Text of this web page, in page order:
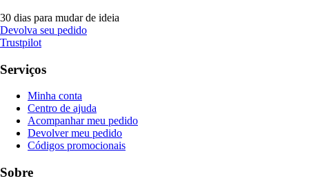
30 dias para mudar de ideia
Devolva seu pedido
Trustpilot
Serviços
Minha conta
Centro de ajuda
Acompanhar meu pedido
Devolver meu pedido
Códigos promocionais
Sobre